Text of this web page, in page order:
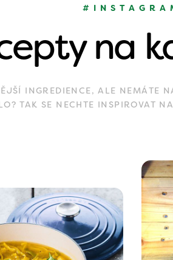
na
INGREDIENCE, ALE NEMÁTE
TAK SE NECHTE INSPIROVAT